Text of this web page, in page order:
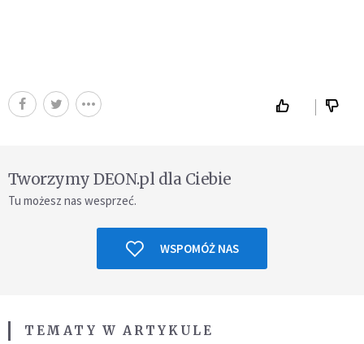
Tworzymy DEON.pl dla Ciebie
Tu możesz nas wesprzeć.
WSPOMÓŻ NAS
TEMATY W ARTYKULE